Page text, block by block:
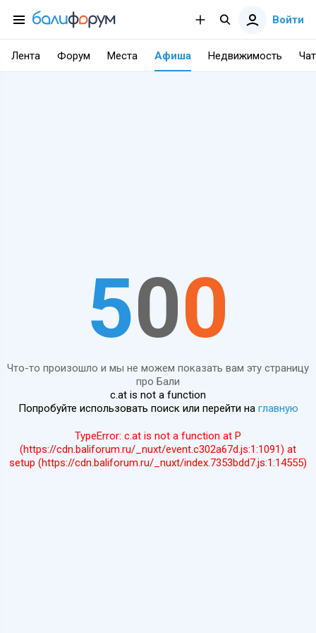
Войти
Лента Форум Места Афиша Недвижимость Чат
500
Что-то произошло и мы не можем показать вам эту страницу
про Бали
c.at is not a function
Попробуйте использовать поиск или перейти на главную
TypeError: c.at is not a function at P
(https://cdn.baliforum.ru/_nuxt/event.c302a67d.js:1:1091) at
setup (https://cdn.baliforum.ru/_nuxt/index.7353bdd7.js:1:14555)